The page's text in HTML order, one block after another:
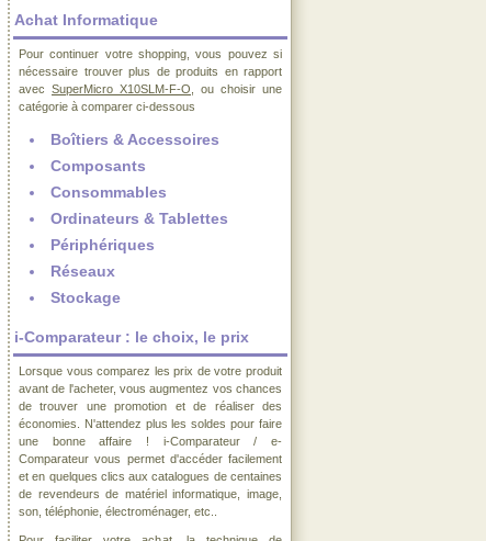
Achat Informatique
Pour continuer votre shopping, vous pouvez si
nécessaire trouver plus de produits en rapport
avec SuperMicro X10SLM-F-O , ou choisir une
catégorie à comparer ci-dessous
Boîtiers & Accessoires
Composants
Consommables
Ordinateurs & Tablettes
Périphériques
Réseaux
Stockage
i-Comparateur : le choix, le prix
Lorsque vous comparez les prix de votre produit
avant de l'acheter, vous augmentez vos chances
de trouver une promotion et de réaliser des
économies. N'attendez plus les soldes pour faire
une bonne affaire ! i-Comparateur / e-
Comparateur vous permet d'accéder facilement
et en quelques clics aux catalogues de centaines
de revendeurs de matériel informatique, image,
son, téléphonie, électroménager, etc..